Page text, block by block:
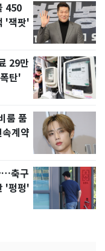
450
'잭팟'
29만
탄'
룸 품
계약
…축구
'펑펑'